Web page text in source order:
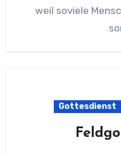
weil soviele
Gottesdienst